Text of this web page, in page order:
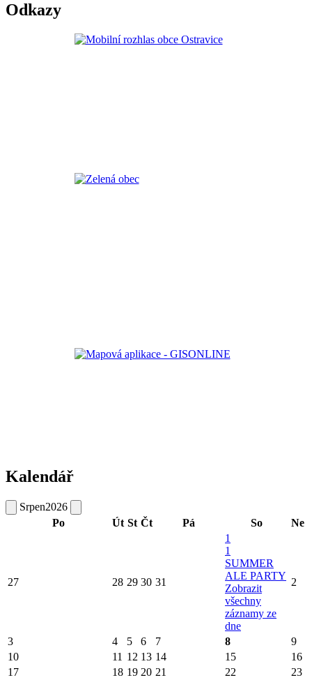
Odkazy
Kalendář
Srpen2026
Po
Út St Čt Pá So Ne
27 28 29 30 31
1
1
SUMMER
ALE PARTY
Zobrazit
všechny
záznamy ze
dne
2
3 4 5 6 7 8
9
10
11 12 13 14 15
16
17
18 19 20 21 22 23